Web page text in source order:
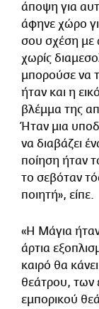
άποψη για
άφηνε χώρο
σου σχέση με
χωρίς
μπορούσε να
ήταν και η
βλέμμα της
Ήταν μια
να διαβάζει
ποίηση ήταν
το σεβόταν
ποιητή», είπε.
«Η Μάγια
άρτια
καιρό θα
θεάτρου, των
εμπορικού